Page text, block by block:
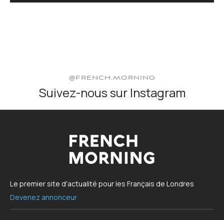
@FRENCH.MORNING
Suivez-nous sur Instagram
Le premier site d'actualité pour les Français de Londres
Devenez annonceur